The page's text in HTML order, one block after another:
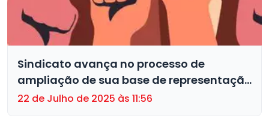
Sindicato avança no processo de
ampliação de sua base de representação
no ramo financeiro
22 de Julho de 2025 às 11:56